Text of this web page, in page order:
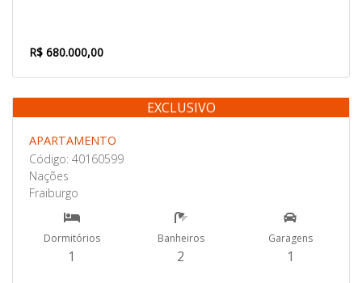
R$ 680.000,00
Venda
EXCLUSIVO
APARTAMENTO
Código: 40160599
Nações
Fraiburgo
Dormitórios
1
Banheiros
2
Garagens
1